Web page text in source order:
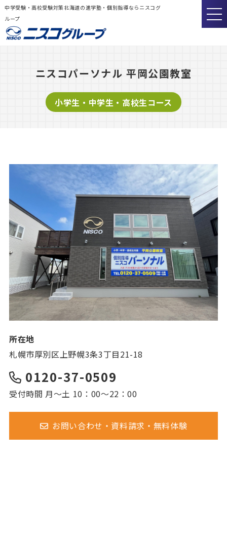
中学受験・高校受験対策北海道の進学塾・個別指導ならニスコグ
ループ
ニスコパーソナル 平岡公園教室
小学生・中学生・高校生コース
所在地
札幌市厚別区上野幌3条3丁目21-18
0120-37-0509
受付時間 月～土 10：00～22：00
お問い合わせ・資料請求・無料体験